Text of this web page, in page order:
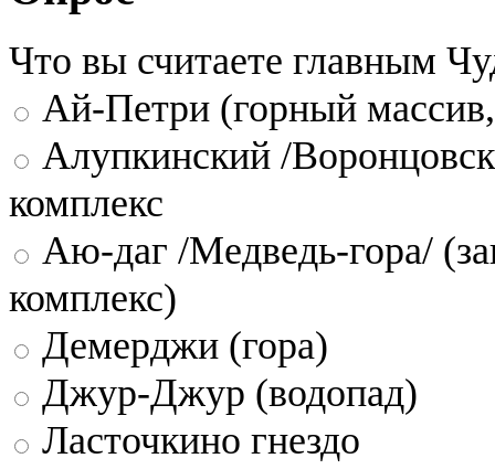
Что вы считаете главным
Ай-Петри (горный
Алупкинский /
комплекс
Аю-даг /Медведь-гора/
комплекс)
Демерджи (гора)
Джур-Джур (водопад)
Ласточкино гнездо